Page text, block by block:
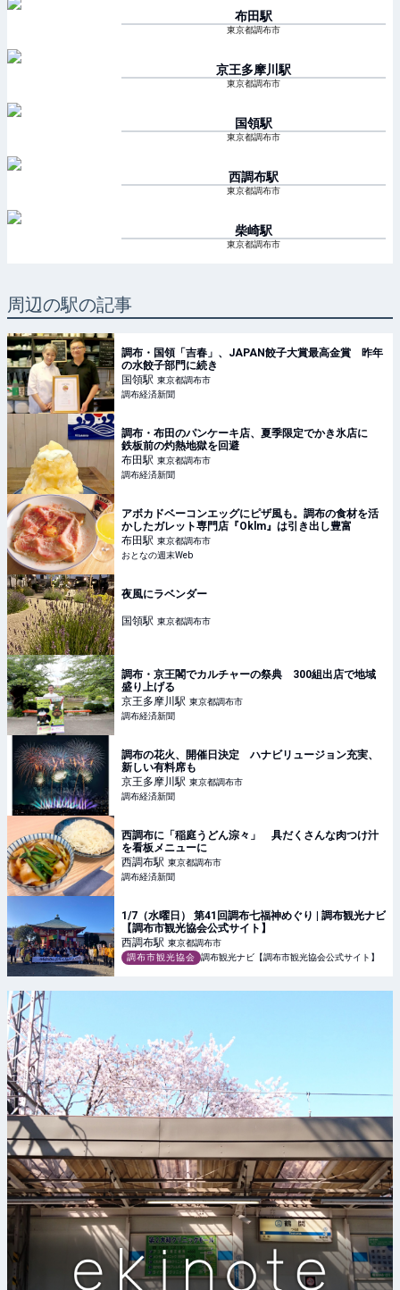
布田駅
東京都調布市
京王多摩川 駅
東京都調布市
国領駅
東京都調布市
西調布駅
東京都調布市
柴崎駅
東京都調布市
周辺の駅の記事
調布・国領「吉春」、JAPAN餃子大賞最高金賞 昨年
の水餃子部門に続き
国領駅 東京都調布市
調布経済新聞
調布・布田のパンケーキ店、夏季限定でかき氷店に
鉄板前の灼熱地獄を回避
布田駅 東京都調布市
調布経済新聞
アボカドベーコンエッグにピザ風も。調布の食材を活
かしたガレット専門店『Oklm』は引き出し豊富
布田駅 東京都調布市
おとなの週末Web
夜風にラベンダー
国領駅 東京都調布市
調布・京王閣でカルチャーの祭典 300組出店で地域
盛り上げる
京王多摩川駅 東京都調布市
調布経済新聞
調布の花火、開催日決定 ハナビリュージョン充実、
新しい有料席も
京王多摩川駅 東京都調布市
調布経済新聞
西調布に「稲庭うどん淙々」 具だくさんな肉つけ汁
を看板メニューに
西調布駅 東京都調布市
調布経済新聞
1/7（水曜日） 第41回調布七福神めぐり | 調布観光ナビ
【調布市観光協会公式サイト】
西調布駅 東京都調布市
調布市観光協会
調布観光ナビ【調布市観光協会公式サイト】